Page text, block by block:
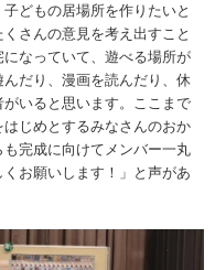
どもの居場所を作りたいと
さんの意見を考え出すこと
なっていて、遊べる場所が
だり、漫画を読んだり、休
いると思います。ここまで
じめとするみなさんのおか
完成に向けてメンバー一丸
お願いします！」と声があ